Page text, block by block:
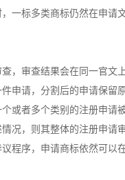
一标多类商标仍然在申请
，审查结果会在同一官
申请，分割后的申请保留
或者多个类别的注册申
况，则其整体的注册申
程序，申请商标依然可以